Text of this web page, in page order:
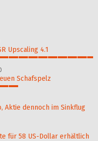
Upscaling 4.1
Schafspelz
Aktie dennoch im Sinkflug
für 58 US-Dollar er­hält­lich